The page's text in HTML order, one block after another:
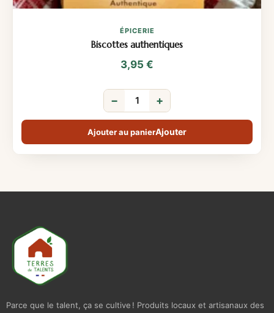
ÉPICERIE
Biscottes authentiques
3,95 €
− +
Ajouter au panier
Parce que le talent, ça se cultive ! Produits locaux et artisanaux des